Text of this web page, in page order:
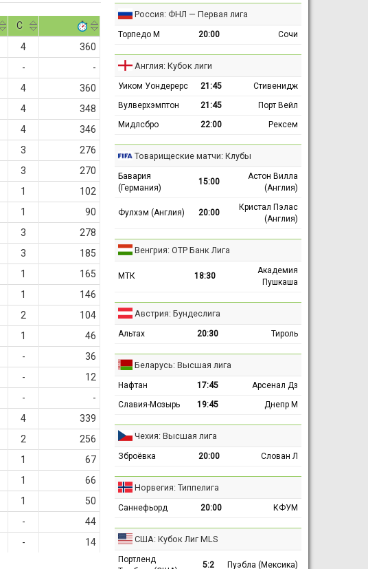
С
4
360
-
-
4
360
4
348
4
346
3
276
3
270
1
102
1
90
3
278
3
185
1
165
1
146
2
104
1
46
-
36
-
12
-
-
4
339
2
256
1
67
1
66
1
50
-
44
- 14
Россия: ФНЛ — Первая лига
Торпедо М 20:00 Сочи
Англия: Кубок лиги
Уиком Уондерерс 21:45
Стивенидж
Вулверхэмптон
21:45
Порт Вейл
Мидлсбро
22:00 Рексем
Товарищеские матчи: Клубы
Бавария
(Германия)
15:00
Астон Вилла
(Англия)
Фулхэм (Англия) 20:00
Кристал Пэлас
(Англия)
Венгрия: ОТР Банк Лига
МТК 18:30
Академия
Пушкаша
Австрия: Бундеслига
Альтах 20:30 Тироль
Беларусь: Высшая лига
Нафтан 17:45
Арсенал Дз
Славия-Мозырь
19:45 Днепр М
Чехия: Высшая лига
Зброёвка 20:00 Слован Л
Норвегия: Типпелига
Саннефьорд 20:00 КФУМ
США: Кубок Лиг MLS
Портленд
5:2 Пуэбла (Мексика)